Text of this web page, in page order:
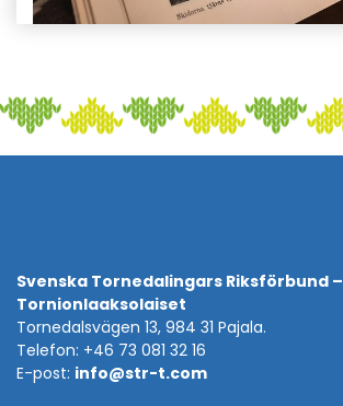
Svenska Tornedalingars Riksförbund –
Tornionlaaksolaiset
Tornedalsvägen 13, 984 31 Pajala.
Telefon: +46 73 081 32 16
E-post: info@str-t.com